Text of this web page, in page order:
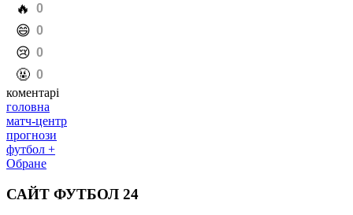
️🔥 0
️😄 0
️😢 0
️🤬 0
коментарі
головна
матч-центр
прогнози
футбол +
Обране
САЙТ ФУТБОЛ 24